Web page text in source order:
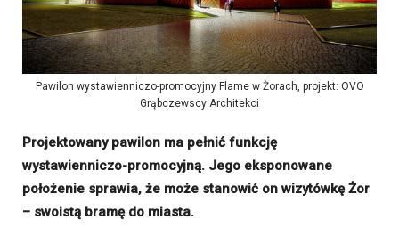
Pawilon wystawienniczo-promocyjny Flame w Żorach, projekt: OVO
Grąbczewscy Architekci
Projektowany pawilon ma pełnić funkcję
wystawienniczo-promocyjną. Jego eksponowane
położenie sprawia, że może stanowić on wizytówkę Żor
– swoistą bramę do miasta.